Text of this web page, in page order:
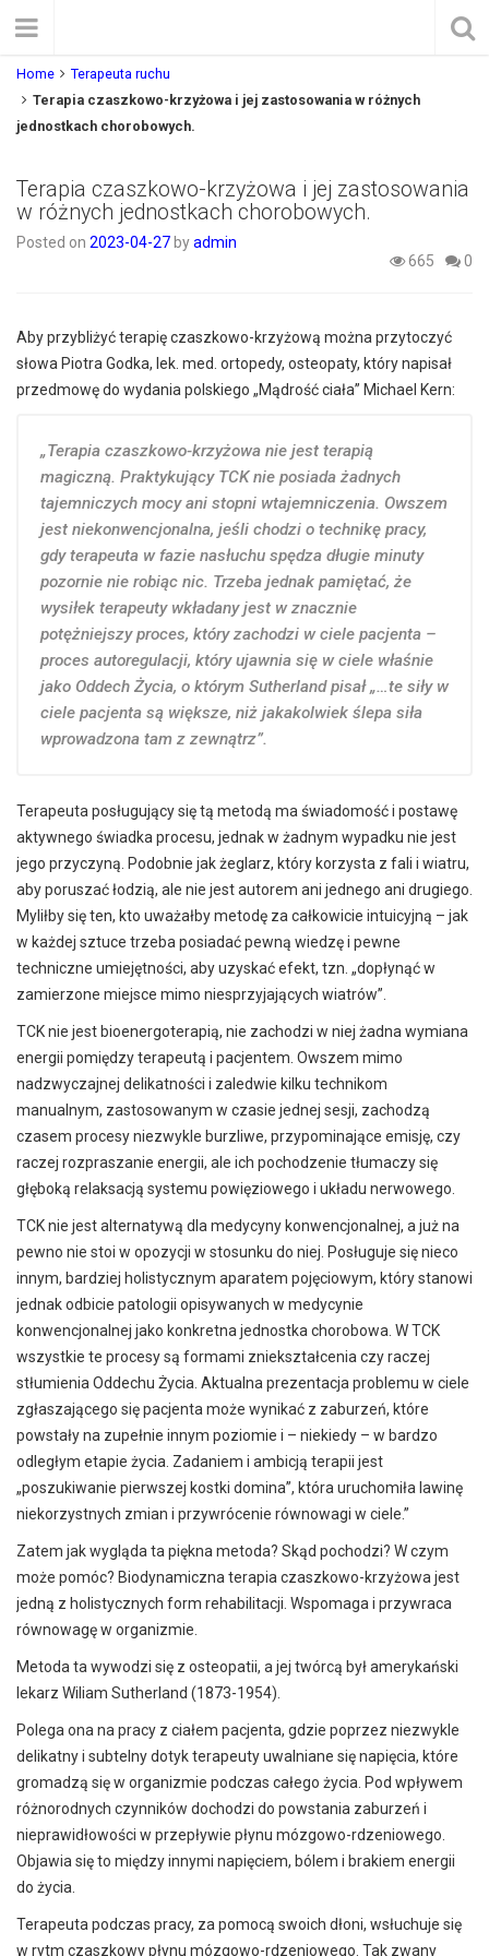
Home
Terapeuta ruchu
Terapia czaszkowo-krzyżowa i jej zastosowania w różnych
jednostkach chorobowych.
Terapia czaszkowo-krzyżowa i jej zastosowania
w różnych jednostkach chorobowych.
Posted on 2023-04-27 byadmin
665
0
Aby przybliżyć terapię czaszkowo-krzyżową można przytoczyć
słowa Piotra Godka, lek. med. ortopedy, osteopaty, który napisał
przedmowę do wydania polskiego „Mądrość ciała” Michael Kern:
„Terapia czaszkowo-krzyżowa nie jest terapią
magiczną. Praktykujący TCK nie posiada żadnych
tajemniczych mocy ani stopni wtajemniczenia. Owszem
jest niekonwencjonalna, jeśli chodzi o technikę pracy,
gdy terapeuta w fazie nasłuchu spędza długie minuty
pozornie nie robiąc nic. Trzeba jednak pamiętać, że
wysiłek terapeuty wkładany jest w znacznie
potężniejszy proces, który zachodzi w ciele pacjenta –
proces autoregulacji, który ujawnia się w ciele właśnie
jako Oddech Życia, o którym Sutherland pisał „…te siły w
ciele pacjenta są większe, niż jakakolwiek ślepa siła
wprowadzona tam z zewnątrz”.
Terapeuta posługujący się tą metodą ma świadomość i postawę
aktywnego świadka procesu, jednak w żadnym wypadku nie jest
jego przyczyną. Podobnie jak żeglarz, który korzysta z fali i wiatru,
aby poruszać łodzią, ale nie jest autorem ani jednego ani drugiego.
Myliłby się ten, kto uważałby metodę za całkowicie intuicyjną – jak
w każdej sztuce trzeba posiadać pewną wiedzę i pewne
techniczne umiejętności, aby uzyskać efekt, tzn. „dopłynąć w
zamierzone miejsce mimo niesprzyjających wiatrów”.
TCK nie jest bioenergoterapią, nie zachodzi w niej żadna wymiana
energii pomiędzy terapeutą i pacjentem. Owszem mimo
nadzwyczajnej delikatności i zaledwie kilku technikom
manualnym, zastosowanym w czasie jednej sesji, zachodzą
czasem procesy niezwykle burzliwe, przypominające emisję, czy
raczej rozpraszanie energii, ale ich pochodzenie tłumaczy się
głęboką relaksacją systemu powięziowego i układu nerwowego.
TCK nie jest alternatywą dla medycyny konwencjonalnej, a już na
pewno nie stoi w opozycji w stosunku do niej. Posługuje się nieco
innym, bardziej holistycznym aparatem pojęciowym, który stanowi
jednak odbicie patologii opisywanych w medycynie
konwencjonalnej jako konkretna jednostka chorobowa. W TCK
wszystkie te procesy są formami zniekształcenia czy raczej
stłumienia Oddechu Życia. Aktualna prezentacja problemu w ciele
zgłaszającego się pacjenta może wynikać z zaburzeń, które
powstały na zupełnie innym poziomie i – niekiedy – w bardzo
odległym etapie życia. Zadaniem i ambicją terapii jest
„poszukiwanie pierwszej kostki domina”, która uruchomiła lawinę
niekorzystnych zmian i przywrócenie równowagi w ciele.”
Zatem jak wygląda ta piękna metoda? Skąd pochodzi? W czym
może pomóc? Biodynamiczna terapia czaszkowo-krzyżowa jest
jedną z holistycznych form rehabilitacji. Wspomaga i przywraca
równowagę w organizmie.
Metoda ta wywodzi się z osteopatii, a jej twórcą był amerykański
lekarz Wiliam Sutherland (1873-1954).
Polega ona na pracy z ciałem pacjenta, gdzie poprzez niezwykle
delikatny i subtelny dotyk terapeuty uwalniane się napięcia, które
gromadzą się w organizmie podczas całego życia. Pod wpływem
różnorodnych czynników dochodzi do powstania zaburzeń i
nieprawidłowości w przepływie płynu mózgowo-rdzeniowego.
Objawia się to między innymi napięciem, bólem i brakiem energii
do życia.
Terapeuta podczas pracy, za pomocą swoich dłoni, wsłuchuje się
w rytm czaszkowy płynu mózgowo-rdzeniowego. Tak zwany